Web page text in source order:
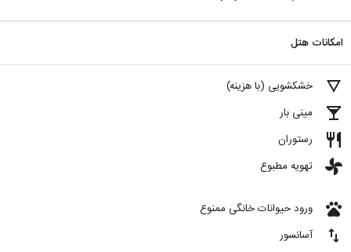
امکانات هتل
details خشکشویی (با هزینه)
local_bar مینی بار
restaurant رستوران
toys تهویه مطبوع
pets ورود حیوانات خانگی ممنوع
import_export آسانسور